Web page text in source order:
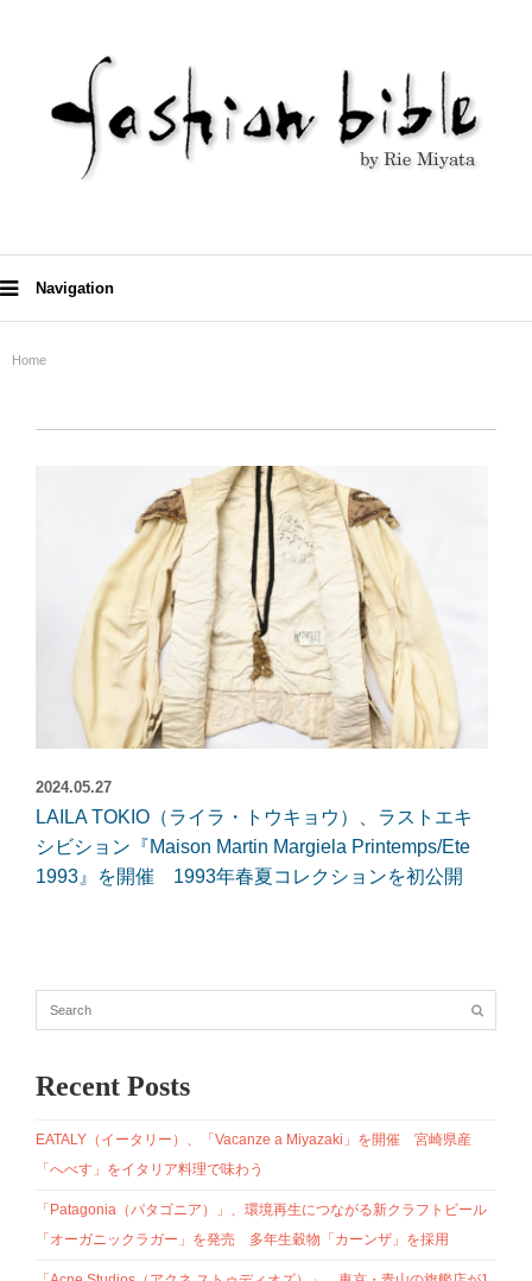
Navigation
Home
2024.05.27
LAILA TOKIO（ライラ・トウキョウ）、ラストエキ
シビション『Maison Martin Margiela Printemps/Ete
1993』を開催 1993年春夏コレクションを初公開
Recent Posts
EATALY（イータリー）、「Vacanze a Miyazaki」を開催 宮崎県産
「へべす」をイタリア料理で味わう
「Patagonia（パタゴニア）」、環境再生につながる新クラフトビール
「オーガニックラガー」を発売 多年生穀物「カーンザ」を採用